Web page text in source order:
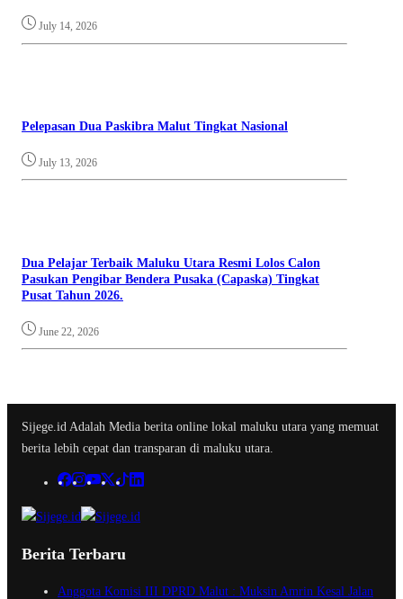
July 14, 2026
Pelepasan Dua Paskibra Malut Tingkat Nasional
July 13, 2026
Dua Pelajar Terbaik Maluku Utara Resmi Lolos Calon
Pasukan Pengibar Bendera Pusaka (Capaska) Tingkat
Pusat Tahun 2026.
June 22, 2026
Sijege.id Adalah Media berita online lokal maluku utara yang memuat
berita lebih cepat dan transparan di maluku utara.
Berita Terbaru
Anggota Komisi III DPRD Malut : Muksin Amrin Kesal Jalan